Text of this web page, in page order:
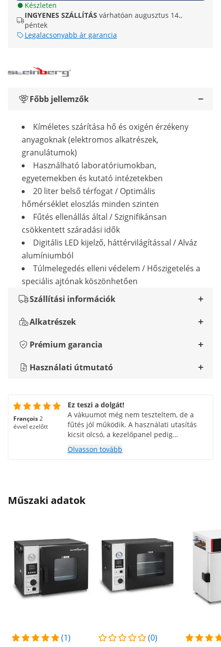
Készleten
INGYENES SZÁLLÍTÁS várhatóan augusztus 14.,
péntek
Legalacsonyabb ár garancia
Főbb jellemzők
Kíméletes szárítása hő és oxigén érzékeny
anyagoknak (elektromos alkatrészek,
granulátumok)
Használható laboratóriumokban,
egyetemekben és kutató intézetekben
20 liter belső térfogat / Optimális
hőmérséklet eloszlás minden szinten
Fűtés ellenállás által / Szignifikánsan
csökkentett száradási idők
Digitális LED kijelző, háttérvilágítással / Alváz
alumíniumból
Túlmelegedés elleni védelem / Hőszigetelés a
speciális ajtónak köszönhetően
Szállítási információk
Alkatrészek
Prémium garancia
Használati útmutató
François2
évvel ezelőtt
Ez teszi a dolgát!
A vákuumot még nem teszteltem, de a
fűtés jól működik. A használati utasítás
kicsit olcsó, a kezelőpanel pedig
kezdetleges (a beállítás
megváltoztatásához meg kell várni, amíg
Olvasson tovább
Műszaki adatok
(1) (0)